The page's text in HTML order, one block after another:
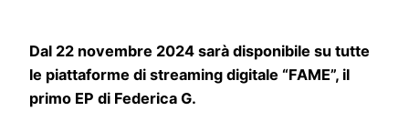
Dal 22 novembre 2024 sarà disponibile su tutte
le piattaforme di streaming digitale “FAME”, il
primo EP di Federica G.